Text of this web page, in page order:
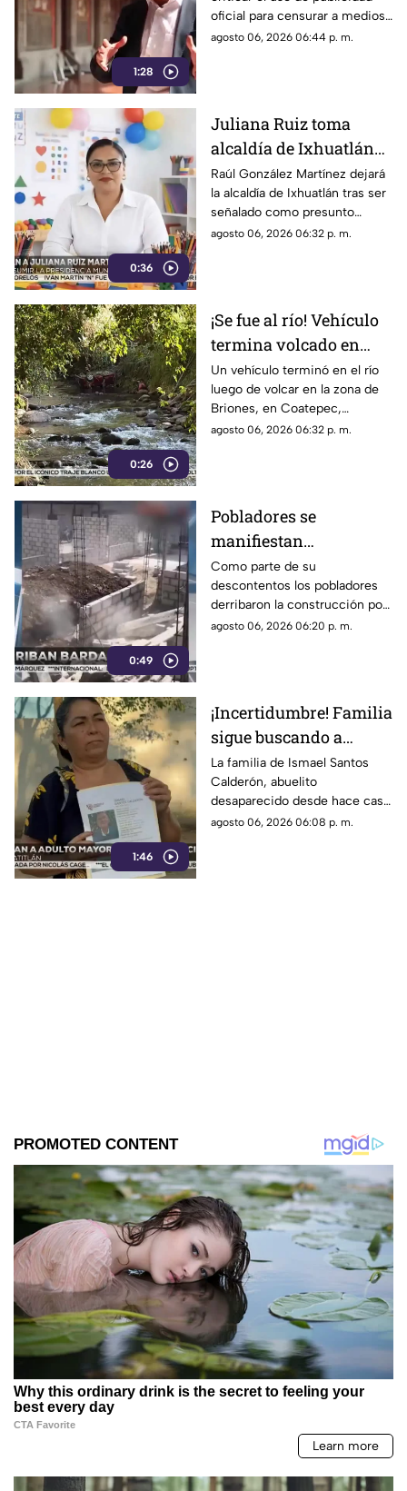
1:28
es pieza clave en
estrategia de censura
oficial para censurar a medios
de comunicación, a ser pieza
agosto 06, 2026 06:44 p. m.
0:36
Juliana Ruiz toma
alcaldía de Ixhuatlán
para que Raúl González
enfrente investigación
por homicidio
Raúl González Martínez dejará
la alcaldía de Ixhuatlán tras ser
señalado como presunto
culpable por el homicidio de la
agosto 06, 2026 06:32 p. m.
0:26
¡Se fue al río! Vehículo
termina volcado en
Coatepec (+VIDEO)
Un vehículo terminó en el río
luego de volcar en la zona de
Briones, en Coatepec,
movilizando a elementos de
agosto 06, 2026 06:32 p. m.
0:49
Pobladores se
manifiestan
DERRIBANDO BARDA
tras desacuerdo con
construcción en
Veracruz [VIDEO]
Como parte de su
descontentos los pobladores
derribaron la construcción por
realizar los trabajos sin
agosto 06, 2026 06:20 p. m.
1:46
¡Incertidumbre! Familia
sigue buscando a
abuelito a casi un mes
de desaparecido en
Veracruz
La familia de Ismael Santos
Calderón, abuelito
desaparecido desde hace casi
un mes en Minatitlán,
agosto 06, 2026 06:08 p. m.